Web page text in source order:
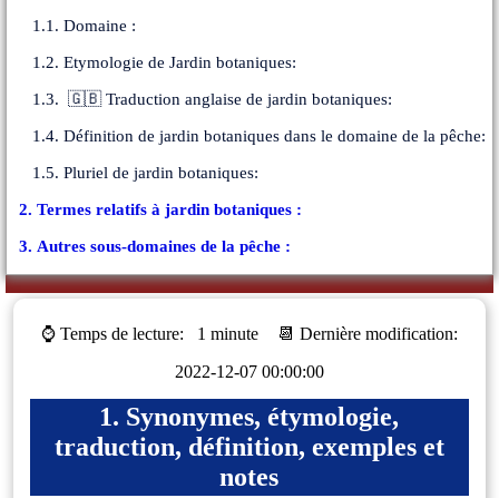
1.1. Domaine :
1.2. Etymologie de Jardin botaniques:
1.3. 🇬🇧 Traduction anglaise de jardin botaniques:
1.4. Définition de jardin botaniques dans le domaine de la pêche:
1.5. Pluriel de jardin botaniques:
2. Termes relatifs à jardin botaniques :
3. Autres sous-domaines de la pêche :
⌚ Temps de lecture: 1 minute
📆 Dernière modification:
2022-12-07 00:00:00
1. Synonymes, étymologie,
traduction, définition, exemples et
notes